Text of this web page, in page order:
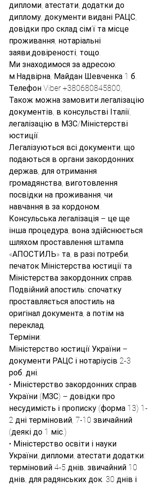
дипломи, атестати, додатки до
диплому, документи видані РАЦС,
довідки про склад сім’ї та місце
проживання, нотаріальні
заяви,довіреності, тощо.
Ми знаходимося за адресою:
м.Надвірна, Майдан Шевченка 1 б.
Телефон Viber +380680845800,
Також можна замовити легалізацію
документів, в консульстві Італії,
легалізацію в МЗС/Міністерстві
юстиції.
Легалізуються всі документи, що
подаються в органи закордонних
держав, для отримання
громадянства, виготовлення
посвідки на проживання, чи
навчання в за кордоном.
Консульська легалізація – це ще
інша процедура, вона здійснюється
шляхом проставлення штампа
«АПОСТИЛЬ» та, в разі потреби,
печаток Міністерства юстиції та
Міністерства закордонних справ.
Подвійний апостиль: спочатку
проставляється апостиль на
оригінал документа, а потім на
переклад.
Терміни:
Міністерство юстиції України –
документи РАЦС і нотаріусів 2-3
роб. дні.
• Міністерство закордонних справ
України (МЗС) – довідки про
несудимість і прописку (форма 13) 1-
2 дні терміновий, 7-10 звичайний
(деякі до 1 міс.)
• Міністерство освіти і науки
України, дипломи, атестати додатки:
терміновий 4-5 днів, звичайний 10
днів, для радянських док. 30 днів і